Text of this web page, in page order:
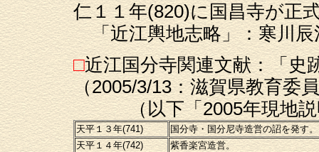
仁１１年(820)に国昌寺が正
「近江輿地志略」：寒川辰
□近江国分寺関連文献：「史
（2005/3/13：滋賀県教育委
（以下「2005年現地説
天平１３年(741)
国分寺・国分尼寺造営の詔を発す
天平１４年(742)
紫香楽宮造営。